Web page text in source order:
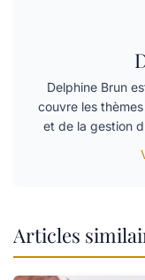
Delphine Brun
couvre les
et de la gestion
Articles